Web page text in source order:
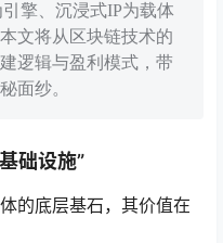
擎、沉浸式IP为载体
文将从区块链技术的
逻辑与盈利模式，带
面纱。
础设施”
的底层基石，其价值在